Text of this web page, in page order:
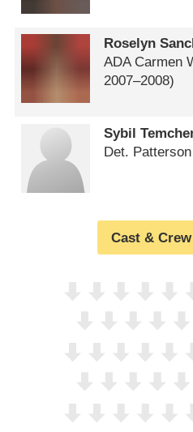
Roselyn
ADA Carmen
2007⁠–⁠2008)
Sybil
Det. Patterson
Cast &